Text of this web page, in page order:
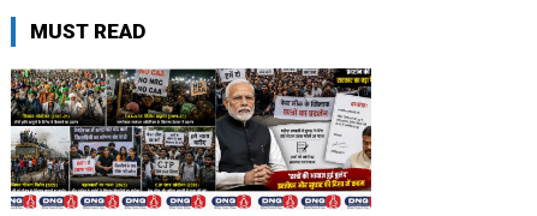
MUST READ